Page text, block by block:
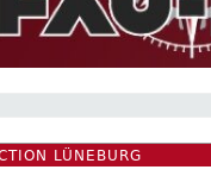
LÜNEBURG